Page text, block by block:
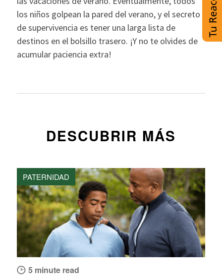
los niños golpean la pared del verano, y el secreto
de supervivencia es tener una larga lista de
destinos en el bolsillo trasero. ¡Y no te olvides de
acumular paciencia extra!
DESCUBRIR MÁS
PATERNIDAD
5 minute read